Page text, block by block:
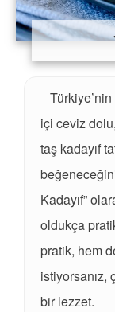
içi ceviz dolu,
taş kadayıf
Kadayıf”
oldukça
pratik, hem
istiyorsanız,
bir lezzet.